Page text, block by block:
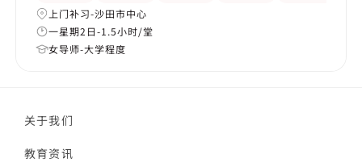
上门补习-沙田市中心
一星期2日-1.5小时/堂
女导师-大学程度
关于我们
教育资讯